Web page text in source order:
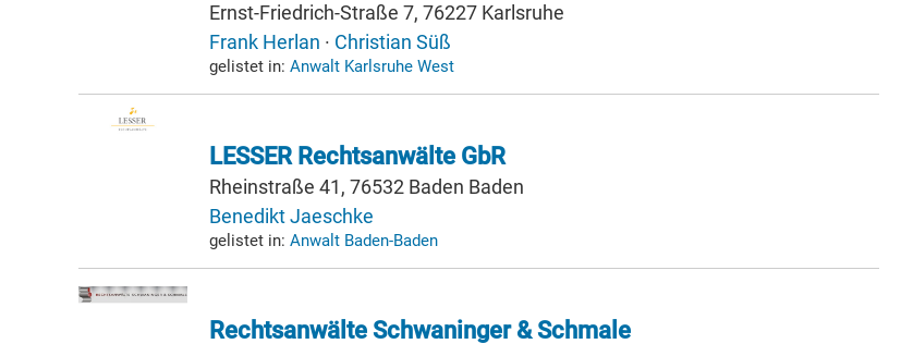
Ernst-Friedrich-Straße 7, 76227 Karlsruhe
Frank Herlan · Christian Süß
gelistet in: Anwalt Karlsruhe West
LESSER Rechtsanwälte GbR
Rheinstraße 41, 76532 Baden Baden
Benedikt Jaeschke
gelistet in: Anwalt Baden-Baden
Rechtsanwälte Schwaninger & Schmale